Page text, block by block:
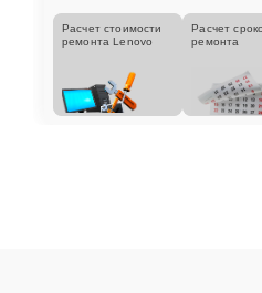
Расчет стоимости
ремонта Lenovo
Расчет
ремонта